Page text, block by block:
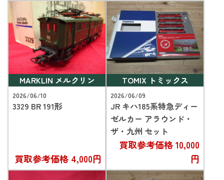
MARKLIN メルクリン
2026/06/10
3329 BR 191形
買取参考価格 4,000円
TOMIX トミックス
2026/06/09
JR キハ185系特急ディー
ゼルカー アラウンド・
ザ・九州 セット
買取参考価格10,000
円